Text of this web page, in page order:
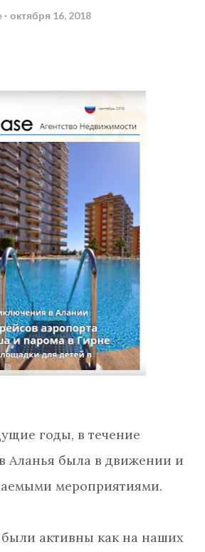
октября 16, 2018
годы, в течение
Аланья была в движении и
мероприятиями.
активны как на наших